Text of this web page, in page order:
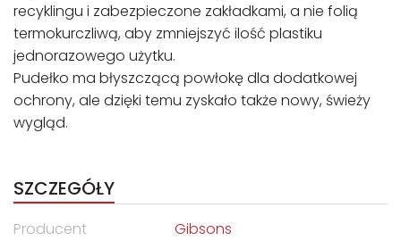
recyklingu i zabezpieczone zakładkami, a nie folią
termokurczliwą, aby zmniejszyć ilość plastiku
jednorazowego użytku.
Pudełko ma błyszczącą powłokę dla dodatkowej
ochrony, ale dzięki temu zyskało także nowy, świeży
wygląd.
SZCZEGÓŁY
Producent
Gibsons